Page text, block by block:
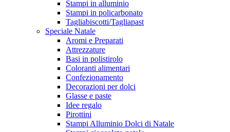
Stampi in alluminio
Stampi in policarbonato
Tagliabiscotti/Tagliapast
Speciale Natale
Aromi e Preparati
Attrezzature
Basi in polistirolo
Coloranti alimentari
Confezionamento
Decorazioni per dolci
Glasse e paste
Idee regalo
Pirottini
Stampi Alluminio Dolci di Natale